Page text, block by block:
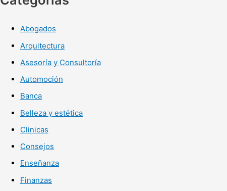
Abogados
Arquitectura
Asesoría y Consultoría
Automoción
Banca
Belleza y estética
Clinicas
Consejos
Enseñanza
Finanzas